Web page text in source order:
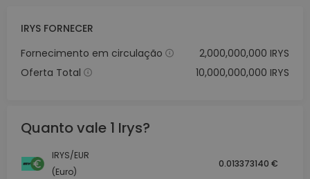
IRYS FORNECER
Fornecimento em circulação
2,000,000,000 IRYS
Oferta Total
10,000,000,000 IRYS
Quanto vale 1 Irys?
IRYS/EUR
(Euro)
0.013373140 €